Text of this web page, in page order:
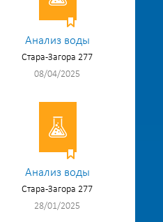
Анализ воды
Стара-Загора 277
08/04/2025
Анализ воды
Стара-Загора 277
28/01/2025